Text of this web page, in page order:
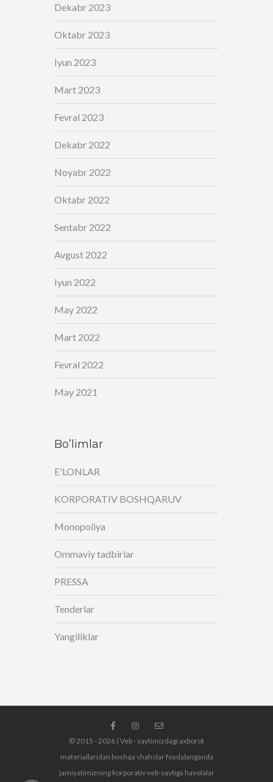
Dekabr 2023
Oktabr 2023
Iyun 2023
Mart 2023
Fevral 2023
Dekabr 2022
Noyabr 2022
Oktabr 2022
Sentabr 2022
Avgust 2022
Iyun 2022
May 2022
Mart 2022
Fevral 2022
May 2021
Bo’limlar
E'LONLAR
KORPORATIV BOSHQARUV
Monopoliya
Ommaviy tadbirlar
PRESSA
Tenderlar
Yangiliklar
© 2015 - 2026 | Veb - saytimizdagi axborot
materiallaridan boshqa shahslar foydalanganda
jamiyatimizning korporativ veb-saytiga havolalar